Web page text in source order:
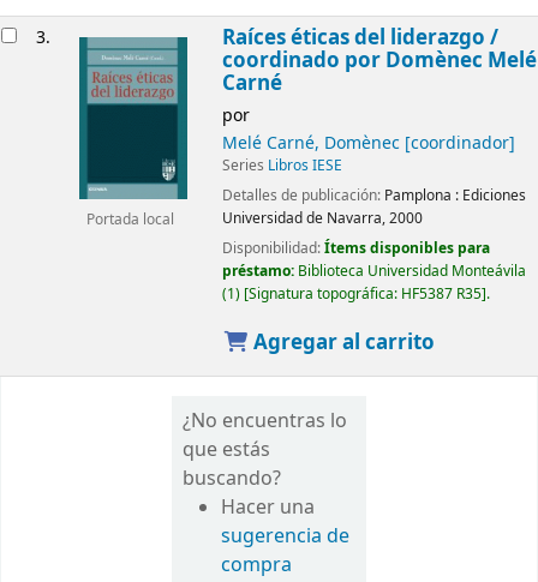
3.
Portada local
Raíces éticas del liderazgo /
coordinado por Domènec Melé
Carné
por
Melé Carné, Domènec[coordinador]
Series Libros IESE
Detalles de publicación: Pamplona : Ediciones
Universidad de Navarra,2000
Disponibilidad:Ítems disponibles para
préstamo: Biblioteca Universidad Monteávila
(1) Signatura topográfica: HF5387 R35 .
Agregar al carrito
¿No encuentras lo
que estás
buscando?
Hacer una
sugerencia de
compra